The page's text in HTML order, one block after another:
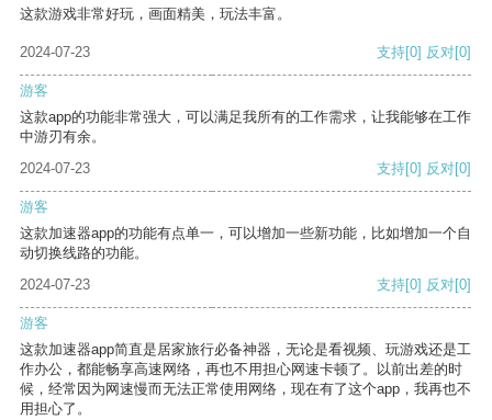
这款游戏非常好玩，画面精美，玩法丰富。
2024-07-23 支持[0] 反对[0]
游客
这款app的功能非常强大，可以满足我所有的工作需求，让我能够在工作
中游刃有余。
2024-07-23
支持[0] 反对[0]
游客
这款加速器app的功能有点单一，可以增加一些新功能，比如增加一个自
动切换线路的功能。
2024-07-23
支持[0] 反对[0]
游客
这款加速器app简直是居家旅行必备神器，无论是看视频、玩游戏还是工
作办公，都能畅享高速网络，再也不用担心网速卡顿了。以前出差的时
候，经常因为网速慢而无法正常使用网络，现在有了这个app，我再也不
用担心了。